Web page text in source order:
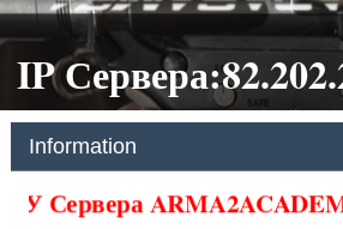
IP
Information
У Сервера